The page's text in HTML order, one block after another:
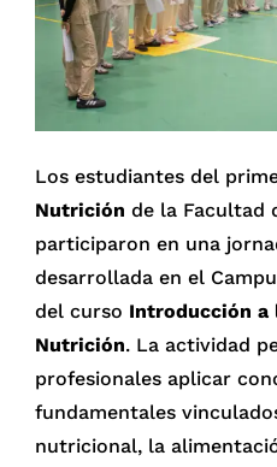
Los estudiantes del
Nutrición de la Facultad
participaron en una
desarrollada en el
del curso Introducción a
Nutrición. La actividad
profesionales aplicar
fundamentales
nutricional, la